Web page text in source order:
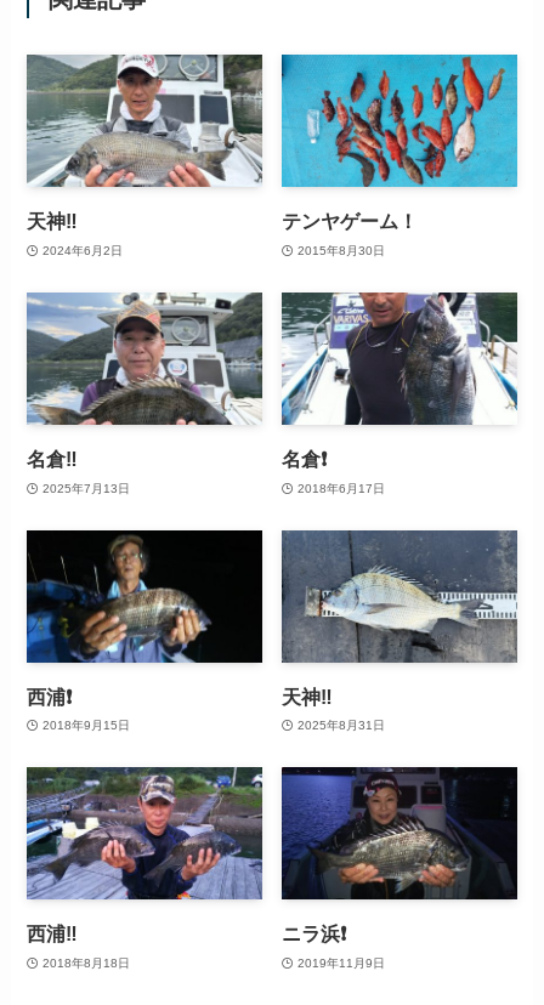
天神‼️
2024年6月2日
テンヤゲーム！
2015年8月30日
名倉‼️
2025年7月13日
名倉❗️
2018年6月17日
西浦❗️
2018年9月15日
天神‼️
2025年8月31日
西浦‼️
2018年8月18日
ニラ浜❗️
2019年11月9日